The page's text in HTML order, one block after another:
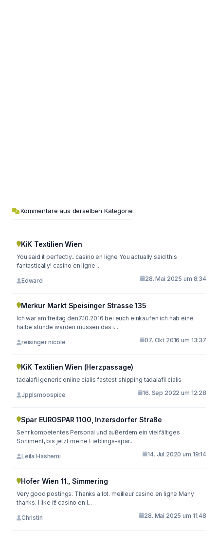
Kommentare aus derselben Kategorie
KiK Textilien Wien
You said it perfectly.. casino en ligne You actually said this
fantastically! casino en ligne ...
Edward 28. Mai 2025 um 8:34
Merkur Markt Speisinger Strasse 135
Ich war am freitag den7.10.2016 bei euch einkaufen ich hab eine
halbe stunde warden müssen das i...
reisinger nicole 07. Okt 2016 um 13:37
KiK Textilien Wien (Herzpassage)
tadalafil generic online cialis fastest shipping tadalafil cialis
Jpplsmoospice 16. Sep 2022 um 12:28
Spar EUROSPAR 1100, Inzersdorfer Straße
Sehr kompetentes Personal und außerdem ein vielfältiges
Sortiment, bis jetzt meine Lieblings-spar...
Leila Hashemi 14. Jul 2020 um 19:14
Hofer Wien 11., Simmering
Very good postings. Thanks a lot. meilleur casino en ligne Many
thanks. I like it! casino en l...
Christin 28. Mai 2025 um 11:48